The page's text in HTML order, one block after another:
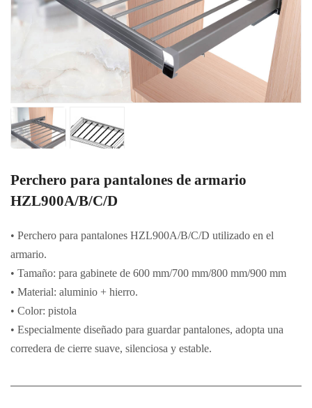
Perchero para pantalones de armario
HZL900A/B/C/D
• Perchero para pantalones HZL900A/B/C/D utilizado en el
armario.
• Tamaño: para gabinete de 600 mm/700 mm/800 mm/900 mm
• Material: aluminio + hierro.
• Color: pistola
• Especialmente diseñado para guardar pantalones, adopta una
corredera de cierre suave, silenciosa y estable.